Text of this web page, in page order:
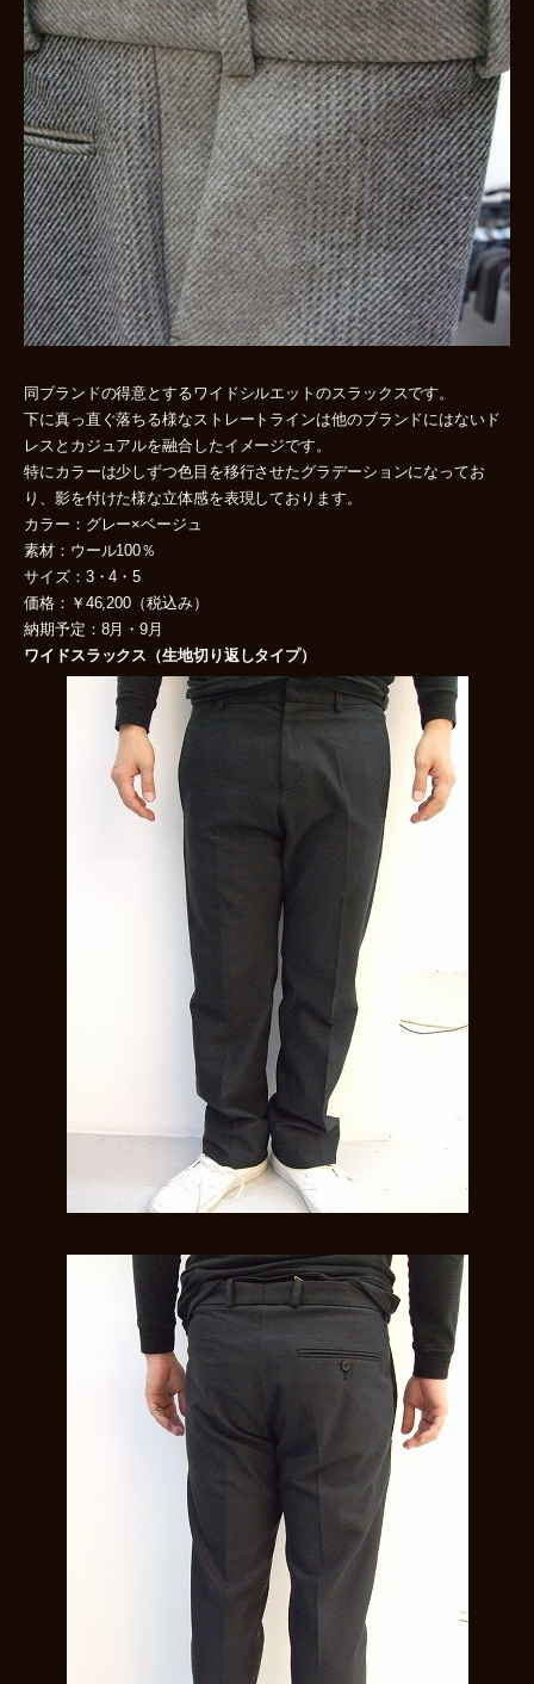
同ブランドの得意とするワイドシルエットのスラックスです。
下に真っ直ぐ落ちる様なストレートラインは他のブランドにはないド
レスとカジュアルを融合したイメージです。
特にカラーは少しずつ色目を移行させたグラデーションになってお
り、影を付けた様な立体感を表現しております。
カラー：グレー×ベージュ
素材：ウール100％
サイズ：3・4・5
価格：￥46,200（税込み）
納期予定：8月・9月
ワイドスラックス（生地切り返しタイプ）